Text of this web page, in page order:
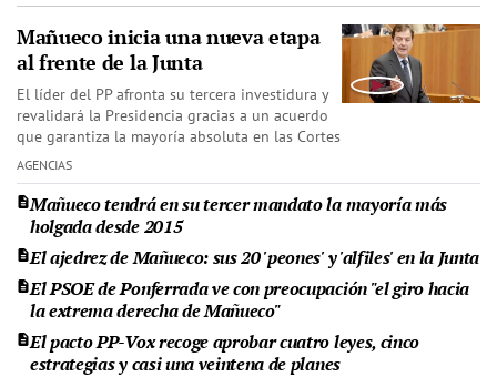
Mañueco inicia una nueva etapa
al frente de la Junta
El líder del PP afronta su tercera investidura y
revalidará la Presidencia gracias a un acuerdo
que garantiza la mayoría absoluta en las Cortes
AGENCIAS
Mañueco tendrá en su tercer mandato la mayoría más
holgada desde 2015
El ajedrez de Mañueco: sus 20 'peones' y 'alfiles' en la Junta
El PSOE de Ponferrada ve con preocupación "el giro hacia
la extrema derecha de Mañueco"
El pacto PP-Vox recoge aprobar cuatro leyes, cinco
estrategias y casi una veintena de planes